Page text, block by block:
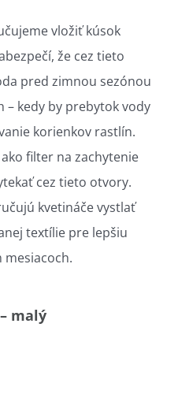
vložiť kúsok
že cez tieto
pred zimnou sezónou
– kedy by prebytok vody
korienkov rastlín.
filter na zachytenie
cez tieto otvory.
kvetináče vystlať
textílie pre lepšiu
malý